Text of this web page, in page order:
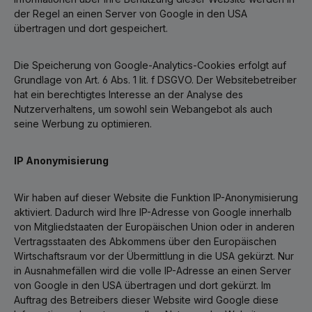
der Regel an einen Server von Google in den USA
übertragen und dort gespeichert.
Die Speicherung von Google-Analytics-Cookies erfolgt auf
Grundlage von Art. 6 Abs. 1 lit. f DSGVO. Der Websitebetreiber
hat ein berechtigtes Interesse an der Analyse des
Nutzerverhaltens, um sowohl sein Webangebot als auch
seine Werbung zu optimieren.
IP Anonymisierung
Wir haben auf dieser Website die Funktion IP-Anonymisierung
aktiviert. Dadurch wird Ihre IP-Adresse von Google innerhalb
von Mitgliedstaaten der Europäischen Union oder in anderen
Vertragsstaaten des Abkommens über den Europäischen
Wirtschaftsraum vor der Übermittlung in die USA gekürzt. Nur
in Ausnahmefällen wird die volle IP-Adresse an einen Server
von Google in den USA übertragen und dort gekürzt. Im
Auftrag des Betreibers dieser Website wird Google diese